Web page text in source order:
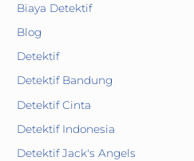
Biaya Detektif
Blog
Detektif
Detektif Bandung
Detektif Cinta
Detektif Indonesia
Detektif Jack's Angels